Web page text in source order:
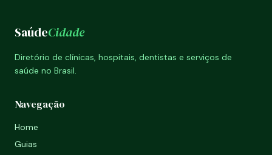
SaúdeCidade
Diretório de clínicas, hospitais, dentistas e serviços de
saúde no Brasil.
Navegação
Home
Guias